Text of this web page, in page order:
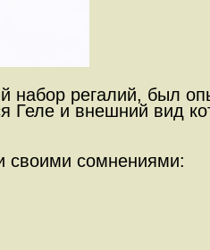
набор регалий, был
Геле и внешний вид
своими сомнениями: